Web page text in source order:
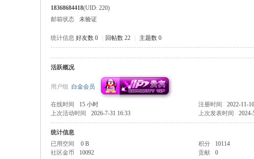
18368684418(UID: 220)
邮箱状态
未验证
统计信息 好友数 0 回帖数 22 主题数 0
活跃概况
用户组 白金会员
在线时间 15 小时 注册时间 2022-11-
上次活动时间
2026-7-31 16:33 上次发表时间 2024-
统计信息
已用空间
0 B 积分 10114
社区金币
10092 贡献 0